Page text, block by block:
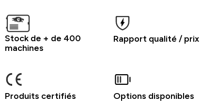
Stock de + de 400
machines
Rapport qualité / prix
Produits certifiés Options disponibles